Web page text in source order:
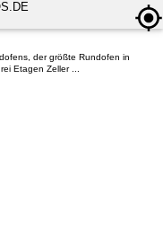
der größte Rundofen in
Etagen Zeller ...